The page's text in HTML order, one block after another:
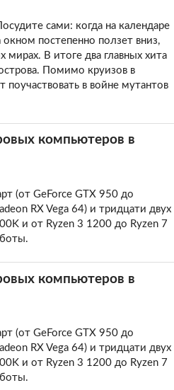
сами: когда на календаре
окном постепенно ползет вниз,
мирах. В итоге два главных хита
Помимо круизов в
поучаствовать в войне мутантов
компьютеров в
(от GeForce GTX 950 до
RX Vega 64) и тридцати двух
и от Ryzen 3 1200 до Ryzen 7
компьютеров в
(от GeForce GTX 950 до
RX Vega 64) и тридцати двух
и от Ryzen 3 1200 до Ryzen 7